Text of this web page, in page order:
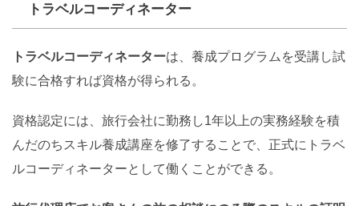
トラベルコーディネーター
トラベルコーディネーターは、養成プログラムを受講し試
験に合格すれば資格が得られる。
資格認定には、旅行会社に勤務し1年以上の実務経験を積
んだのちスキル養成講座を修了することで、正式にトラベ
ルコーディネーターとして働くことができる。